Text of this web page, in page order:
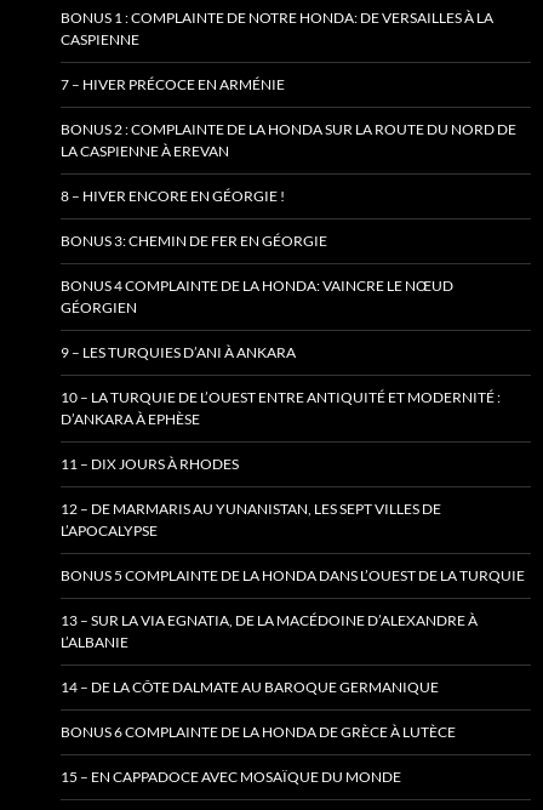
BONUS 1 : COMPLAINTE DE NOTRE HONDA: DE VERSAILLES À LA
CASPIENNE
7 – HIVER PRÉCOCE EN ARMÉNIE
BONUS 2 : COMPLAINTE DE LA HONDA SUR LA ROUTE DU NORD DE
LA CASPIENNE À EREVAN
8 – HIVER ENCORE EN GÉORGIE !
BONUS 3: CHEMIN DE FER EN GÉORGIE
BONUS 4 COMPLAINTE DE LA HONDA: VAINCRE LE NŒUD
GÉORGIEN
9 – LES TURQUIES D’ANI À ANKARA
10 – LA TURQUIE DE L’OUEST ENTRE ANTIQUITÉ ET MODERNITÉ :
D’ANKARA À EPHÈSE
11 – DIX JOURS À RHODES
12 – DE MARMARIS AU YUNANISTAN, LES SEPT VILLES DE
L’APOCALYPSE
BONUS 5 COMPLAINTE DE LA HONDA DANS L’OUEST DE LA TURQUIE
13 – SUR LA VIA EGNATIA, DE LA MACÉDOINE D’ALEXANDRE À
L’ALBANIE
14 – DE LA CÔTE DALMATE AU BAROQUE GERMANIQUE
BONUS 6 COMPLAINTE DE LA HONDA DE GRÈCE À LUTÈCE
15 – EN CAPPADOCE AVEC MOSAÏQUE DU MONDE